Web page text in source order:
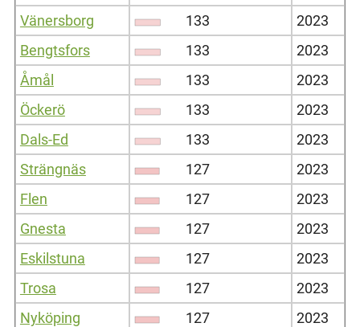
Vänersborg
133
2023
Bengtsfors
133
2023
Åmål
133
2023
Öckerö
133
2023
Dals-Ed
133
2023
Strängnäs
127
2023
Flen
127
2023
Gnesta
127
2023
Eskilstuna
127
2023
Trosa
127
2023
Nyköping
127
2023